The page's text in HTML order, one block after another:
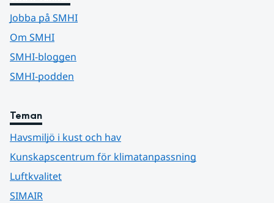
Jobba på SMHI
Om SMHI
SMHI-bloggen
SMHI-podden
Teman
Havsmiljö i kust och hav
Kunskapscentrum för klimatanpassning
Luftkvalitet
SIMAIR